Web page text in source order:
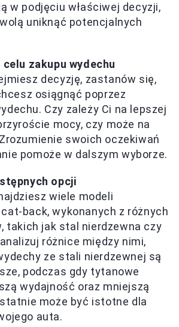
w podjęciu właściwej decyzji,
uniknąć potencjalnych
zakupu wydechu
decyzję, zastanów się,
osiągnąć poprzez
Czy zależy Ci na lepszej
mocy, czy może na
swoich oczekiwań
pomoże w dalszym wyborze.
opcji
wiele modeli
back, wykonanych z różnych
takich jak stal nierdzewna czy
różnice między nimi,
ze stali nierdzewnej są
podczas gdy tytanowe
wydajność oraz mniejszą
może być istotne dla
auta.